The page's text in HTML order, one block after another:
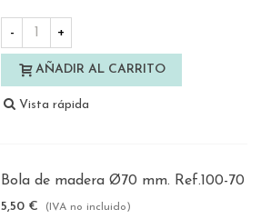
- +
AÑADIR AL CARRITO
Vista rápida
Bola de madera Ø70 mm. Ref.100-70
5,50 € (IVA no incluido)